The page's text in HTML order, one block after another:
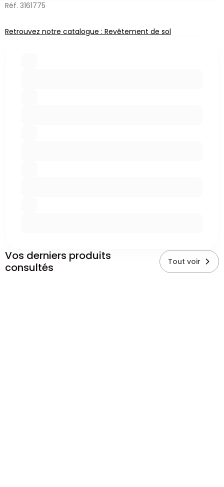
Réf. 3161775
Retrouvez notre catalogue : Revêtement de sol
Vos derniers produits
consultés
Tout voir